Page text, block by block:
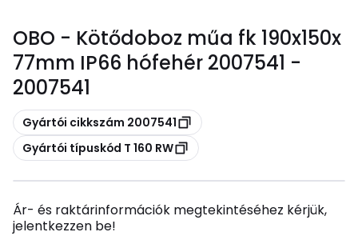
OBO - Kötődoboz műa fk 190x150x
77mm IP66 hófehér 2007541 -
2007541
Másolás
Gyártói cikkszám 2007541
Másolás
Gyártói típuskód T 160 RW
Ár- és raktárinformációk megtekintéséhez kérjük,
jelentkezzen be!